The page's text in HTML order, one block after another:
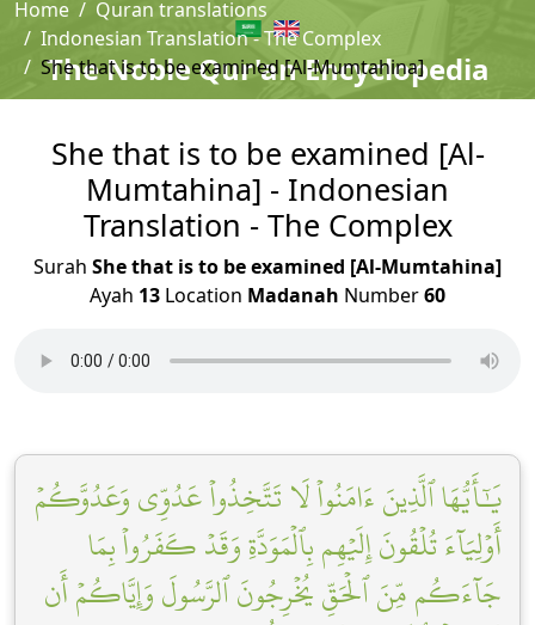
The Noble Qur'an Encyclopedia
Home
Quran translations
Indonesian Translation - The Complex
She that is to be examined [Al-Mumtahina]
She that is to be examined [Al-
Mumtahina] - Indonesian
Translation - The Complex
Surah She that is to be examined [Al-Mumtahina]
Ayah 13 Location Madanah Number60
يَٰٓأَيُّهَا ٱلَّذِينَ ءَامَنُواْ لَا تَتَّخِذُواْ عَدُوِّي وَعَدُوَّكُمۡ
أَوۡلِيَآءَ تُلۡقُونَ إِلَيۡهِم بِٱلۡمَوَدَّةِ وَقَدۡ كَفَرُواْ بِمَا
جَآءَكُم مِّنَ ٱلۡحَقِّ يُخۡرِجُونَ ٱلرَّسُولَ وَإِيَّاكُمۡ أَن